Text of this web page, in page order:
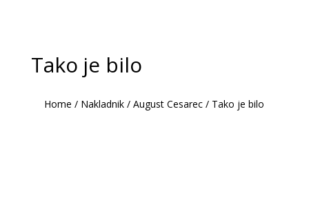
Tako je bilo
Home / Nakladnik /August Cesarec / Tako je bilo